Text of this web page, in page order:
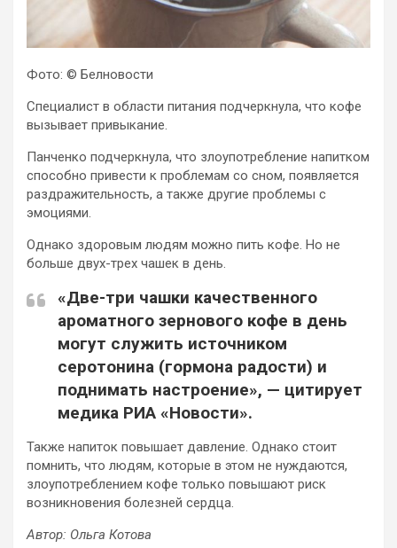
Фото: © Белновости
Специалист в области питания подчеркнула, что кофе
вызывает привыкание.
Панченко подчеркнула, что злоупотребление напитком
способно привести к проблемам со сном, появляется
раздражительность, а также другие проблемы с
эмоциями.
Однако здоровым людям можно пить кофе. Но не
больше двух-трех чашек в день.
«Две-три чашки качественного
ароматного зернового кофе в день
могут служить источником
серотонина (гормона радости) и
поднимать настроение», — цитирует
медика РИА «Новости».
Также напиток повышает давление. Однако стоит
помнить, что людям, которые в этом не нуждаются,
злоупотреблением кофе только повышают риск
возникновения болезней сердца.
Автор: Ольга Котова